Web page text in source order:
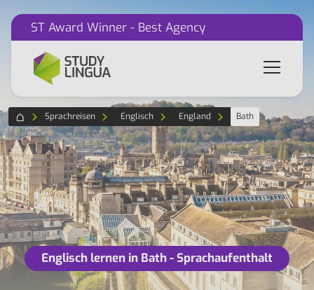
ST Award Winner - Best Agency
Sprachreisen Englisch England Bath
Englisch lernen in Bath - Sprachaufenthalt